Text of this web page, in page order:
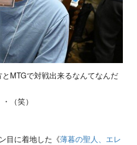
MTGで対戦出来るなんてなんだ
（笑）
目に着地した《薄暮の聖人、エレ